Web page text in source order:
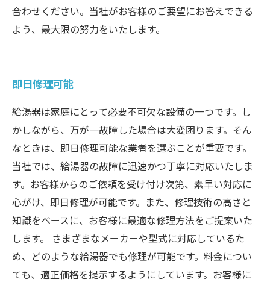
合わせください。当社がお客様のご要望にお答えできる
よう、最大限の努力をいたします。
即日修理可能
給湯器は家庭にとって必要不可欠な設備の一つです。し
かしながら、万が一故障した場合は大変困ります。そん
なときは、即日修理可能な業者を選ぶことが重要です。
当社では、給湯器の故障に迅速かつ丁寧に対応いたしま
す。お客様からのご依頼を受け付け次第、素早い対応に
心がけ、即日修理が可能です。また、修理技術の高さと
知識をベースに、お客様に最適な修理方法をご提案いた
します。 さまざまなメーカーや型式に対応しているた
め、どのような給湯器でも修理が可能です。料金につい
ても、適正価格を提示するようにしています。お客様に